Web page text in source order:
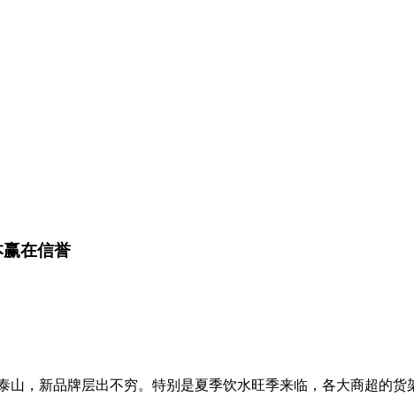
在信誉
，新品牌层出不穷。特别是夏季饮水旺季来临，各大商超的货